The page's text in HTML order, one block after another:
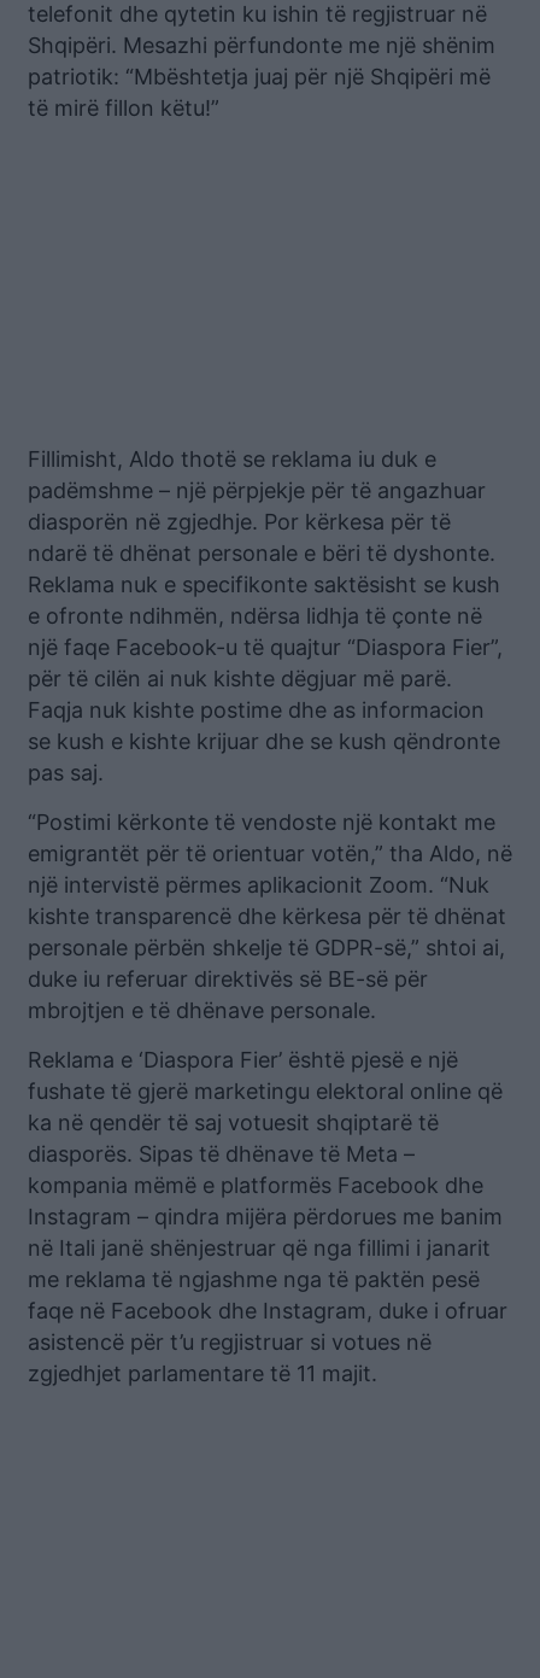
telefonit dhe qytetin ku ishin të regjistruar në
Shqipëri. Mesazhi përfundonte me një shënim
patriotik: “Mbështetja juaj për një Shqipëri më
të mirë fillon këtu!”
Fillimisht, Aldo thotë se reklama iu duk e
padëmshme – një përpjekje për të angazhuar
diasporën në zgjedhje. Por kërkesa për të
ndarë të dhënat personale e bëri të dyshonte.
Reklama nuk e specifikonte saktësisht se kush
e ofronte ndihmën, ndërsa lidhja të çonte në
një faqe Facebook-u të quajtur “Diaspora Fier”,
për të cilën ai nuk kishte dëgjuar më parë.
Faqja nuk kishte postime dhe as informacion
se kush e kishte krijuar dhe se kush qëndronte
pas saj.
“Postimi kërkonte të vendoste një kontakt me
emigrantët për të orientuar votën,” tha Aldo, në
një intervistë përmes aplikacionit Zoom. “Nuk
kishte transparencë dhe kërkesa për të dhënat
personale përbën shkelje të GDPR-së,” shtoi ai,
duke iu referuar direktivës së BE-së për
mbrojtjen e të dhënave personale.
Reklama e ‘Diaspora Fier’ është pjesë e një
fushate të gjerë marketingu elektoral online që
ka në qendër të saj votuesit shqiptarë të
diasporës. Sipas të dhënave të Meta –
kompania mëmë e platformës Facebook dhe
Instagram – qindra mijëra përdorues me banim
në Itali janë shënjestruar që nga fillimi i janarit
me reklama të ngjashme nga të paktën pesë
faqe në Facebook dhe Instagram, duke i ofruar
asistencë për t’u regjistruar si votues në
zgjedhjet parlamentare të 11 majit.